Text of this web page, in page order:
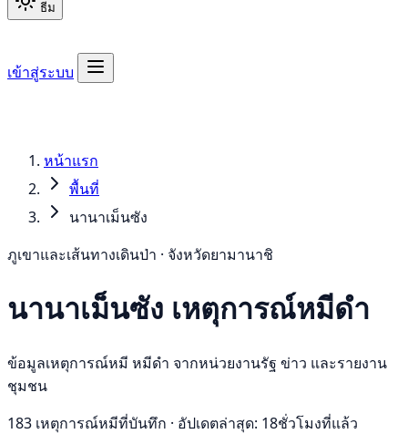
ธีม
เข้าสู่ระบบ
หน้าแรก
พื้นที่
นานาเม็นซัง
ภูเขาและเส้นทางเดินป่า · จังหวัดยามานาชิ
นานาเม็นซัง เหตุการณ์หมีดำ
ข้อมูลเหตุการณ์หมี หมีดำ จากหน่วยงานรัฐ ข่าว และรายงาน
ชุมชน
183 เหตุการณ์หมีที่บันทึก · อัปเดตล่าสุด: 18ชั่วโมงที่แล้ว